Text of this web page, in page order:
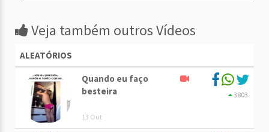
Veja também outros Vídeos
ALEATÓRIOS
Quando eu faço
besteira
13 Out
3803